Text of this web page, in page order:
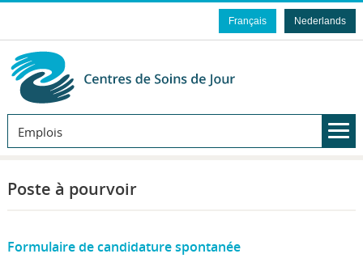
Français Nederlands
Emplois
Poste à pourvoir
Formulaire de candidature spontanée